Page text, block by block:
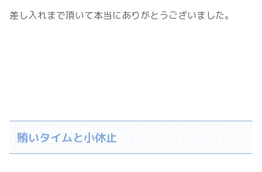
差し入れまで頂いて本当にありがとうございました。
賄いタイムと小休止